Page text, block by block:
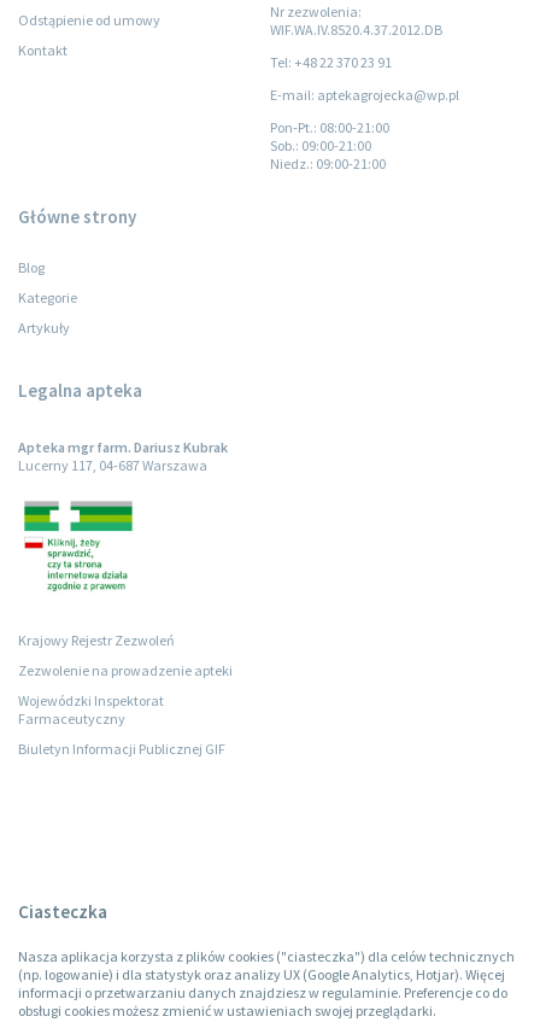
Odstąpienie od umowy
Kontakt
Nr zezwolenia:
WIF.WA.IV.8520.4.37.2012.DB
Tel: +48 22 370 23 91
E-mail: aptekagrojecka@wp.pl
Pon-Pt.: 08:00-21:00
Sob.: 09:00-21:00
Niedz.: 09:00-21:00
Główne strony
Blog
Kategorie
Artykuły
Legalna apteka
Apteka mgr farm. Dariusz Kubrak
Lucerny 117, 04-687 Warszawa
Krajowy Rejestr Zezwoleń
Zezwolenie na prowadzenie apteki
Wojewódzki Inspektorat
Farmaceutyczny
Biuletyn Informacji Publicznej GIF
Ciasteczka
Nasza aplikacja korzysta z plików cookies ("ciasteczka") dla celów technicznych
(np. logowanie) i dla statystyk oraz analizy UX (Google Analytics, Hotjar). Więcej
informacji o przetwarzaniu danych znajdziesz w regulaminie. Preferencje co do
obsługi cookies możesz zmienić w ustawieniach swojej przeglądarki.